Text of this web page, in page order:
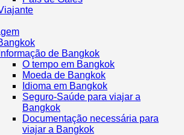
Informação de Bangkok
O tempo em Bangkok
Moeda de Bangkok
Idioma em Bangkok
Seguro-Saúde para viajar a
Bangkok
Documentação necessária para
viajar a Bangkok